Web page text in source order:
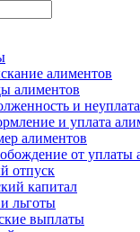
алиментов
алиментов
и
и уплата
алиментов
от уплаты
отпуск
капитал
льготы
выплаты